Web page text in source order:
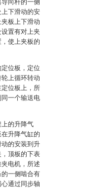
向杆的一侧
下滑动的安
板上下滑动
置有对上夹
使上夹板的
位板，定位
上循环转动
位板上，所
一个输送电
的升降气
升降气缸的
的安装到升
顶板的下表
电机，所述
一侧啮合有
通过同步轴